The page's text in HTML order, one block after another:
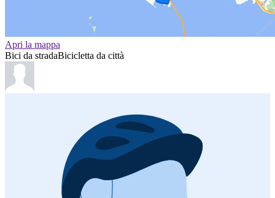
Apri la mappa
Bici da stradaBicicletta da città